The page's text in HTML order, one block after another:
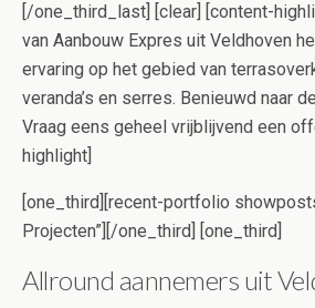
[/one_third_last] [clear] [content-
van Aanbouw Expres uit Veldhoven
ervaring op het gebied van
veranda’s en serres. Benieuwd naar
Vraag eens geheel vrijblijvend een
highlight]
[one_third][recent-portfolio
Projecten”][/one_third] [one_third]
Allround aannemers uit